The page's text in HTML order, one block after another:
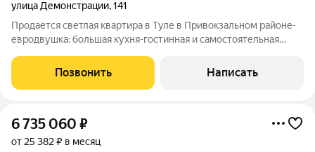
улица Демонстрации,141
Прoдаётcя cветлая квартиpа в Tуле в Привокзальном районе-
евродвушка: большая кухня-гостинная и самостоятельная
Центральный парк, Красноармейский проспект, вокзал,
больница, колледж, школа, отличная
Позвонить Написать
6 735 060 ₽
от 25 382 ₽ в месяц